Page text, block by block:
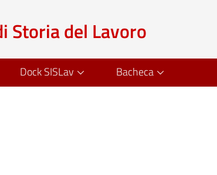
Storia del Lavoro
Dock SISLav Bacheca